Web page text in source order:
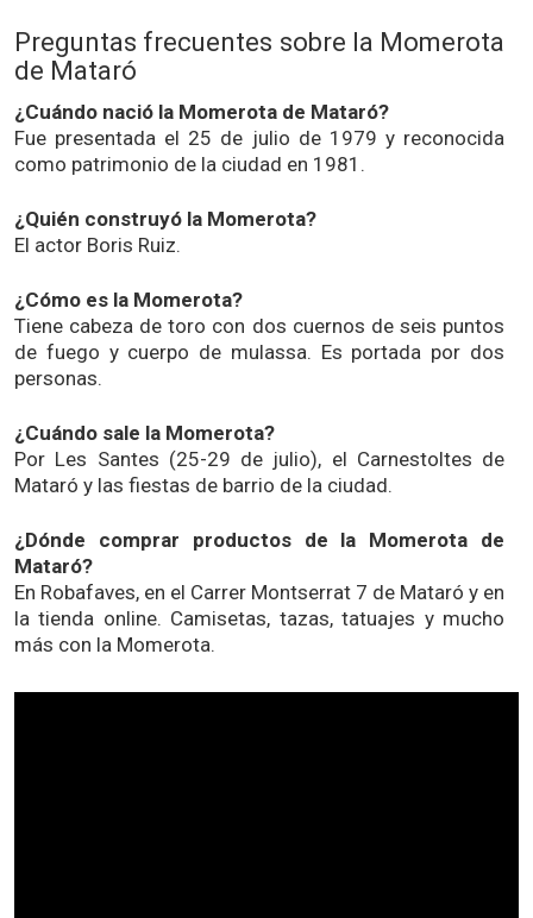
Preguntas frecuentes sobre la Momerota
de Mataró
¿Cuándo nació la Momerota de Mataró?
Fue presentada el 25 de julio de 1979 y reconocida
como patrimonio de la ciudad en 1981.
¿Quién construyó la Momerota?
El actor Boris Ruiz.
¿Cómo es la Momerota?
Tiene cabeza de toro con dos cuernos de seis puntos
de fuego y cuerpo de mulassa. Es portada por dos
personas.
¿Cuándo sale la Momerota?
Por Les Santes (25-29 de julio), el Carnestoltes de
Mataró y las fiestas de barrio de la ciudad.
¿Dónde comprar productos de la Momerota de
Mataró?
En Robafaves, en el Carrer Montserrat 7 de Mataró y en
la tienda online. Camisetas, tazas, tatuajes y mucho
más con la Momerota.